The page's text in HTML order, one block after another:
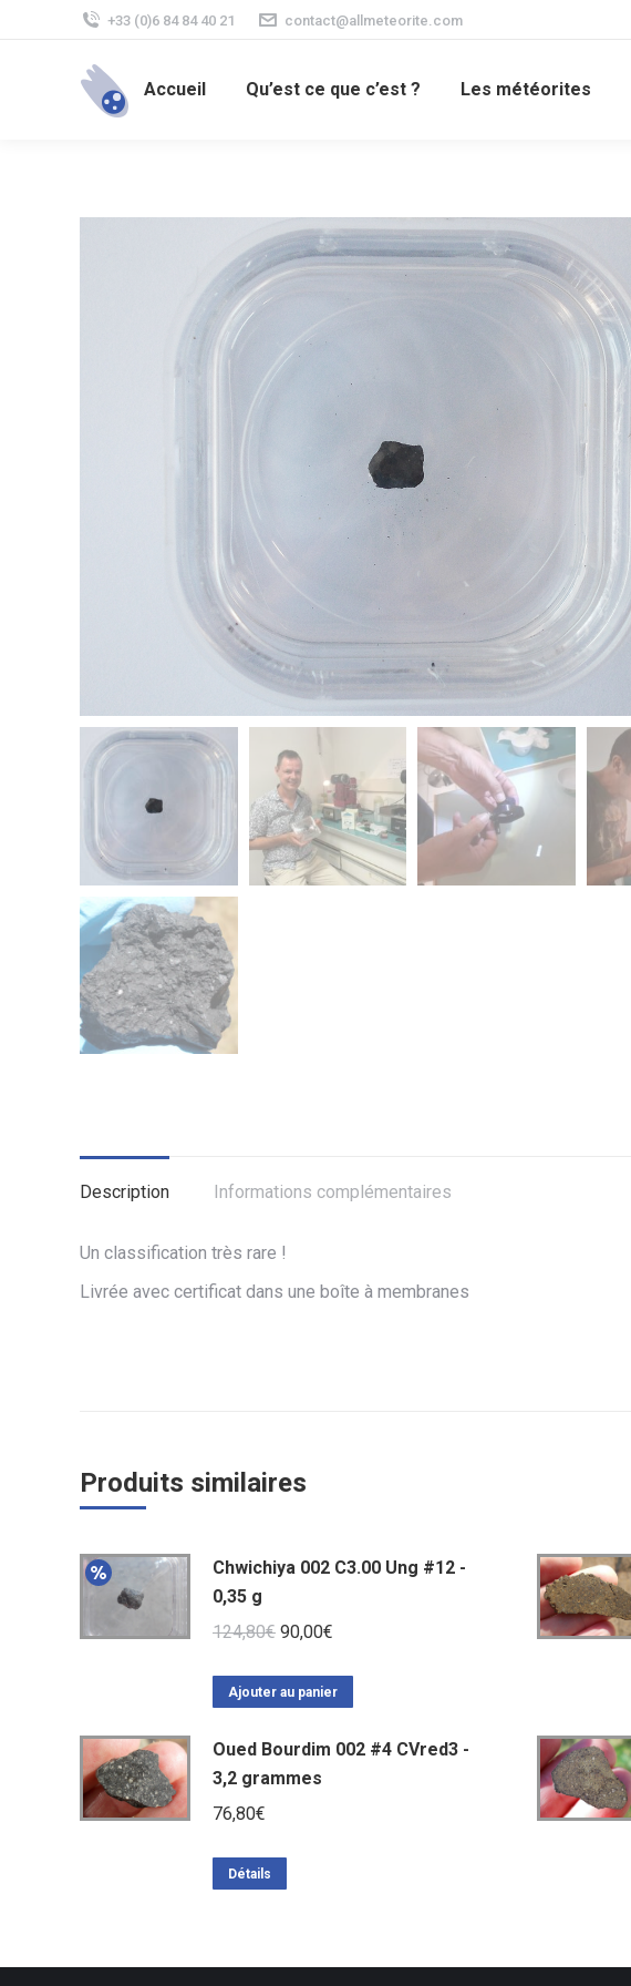
+33 (0)6 84 84 40 21 contact@allmeteorite.com
Accueil Qu’est ce que c’est ? Les météorites
Description Informations complémentaires
Un classification très rare !
Livrée avec certificat dans une boîte à membranes
Produits similaires
Chwichiya 002 C3.00 Ung #12 -
0,35 g
124,80€ Le
initial
124,80€.
90,00€
actuel
90,00€.
Ajouter au panier
Oued Bourdim 002 #4 CVred3 -
3,2 grammes
76,80€
Détails